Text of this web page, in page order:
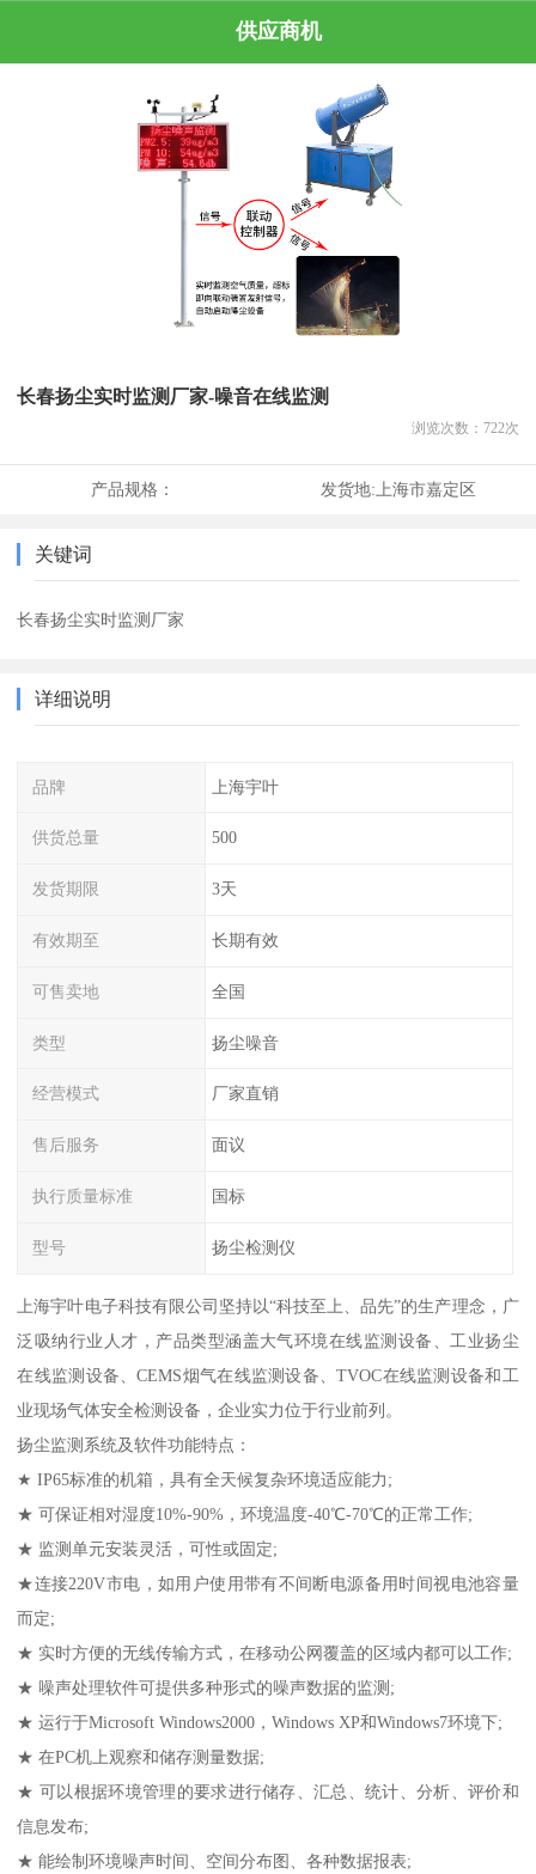
供应商机
长春扬尘实时监测厂家-噪音在线监测
浏览次数： 722次
产品规格： 发货地:上海市嘉定区
关键词
长春扬尘实时监测厂家
详细说明
品牌 上海宇叶
供货总量 500
发货期限 3天
有效期至 长期有效
可售卖地 全国
类型 扬尘噪音
经营模式 厂家直销
售后服务 面议
执行质量标准 国标
型号 扬尘检测仪
上海宇叶电子科技有限公司坚持以“科技至上、品先”的生产理念，广
泛吸纳行业人才，产品类型涵盖大气环境在线监测设备、工业扬尘
在线监测设备、CEMS烟气在线监测设备、TVOC在线监测设备和工
业现场气体安全检测设备，企业实力位于行业前列。
扬尘监测系统及软件功能特点：
★ IP65标准的机箱，具有全天候复杂环境适应能力;
★ 可保证相对湿度10%-90%，环境温度-40℃-70℃的正常工作;
★ 监测单元安装灵活，可性或固定;
★连接220V市电，如用户使用带有不间断电源备用时间视电池容量
而定;
★ 实时方便的无线传输方式，在移动公网覆盖的区域内都可以工作;
★ 噪声处理软件可提供多种形式的噪声数据的监测;
★ 运行于Microsoft Windows2000，Windows XP和Windows7环境下;
★ 在PC机上观察和储存测量数据;
★ 可以根据环境管理的要求进行储存、汇总、统计、分析、评价和
信息发布;
★ 能绘制环境噪声时间、空间分布图、各种数据报表;